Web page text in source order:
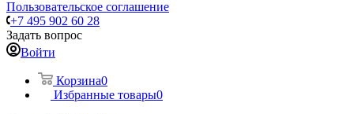
Пользовательское соглашение
+7 495 902 60 28
Задать вопрос
Войти
Корзина0
Избранные товары0